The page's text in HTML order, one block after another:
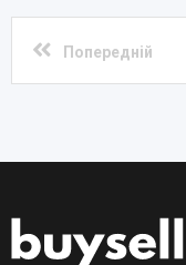
Попередній